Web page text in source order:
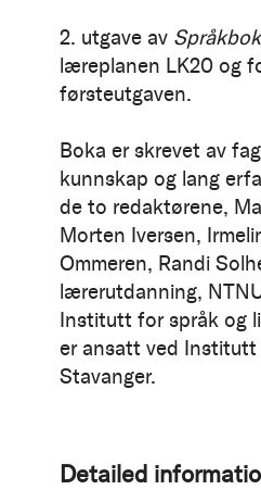
2. utgave av
læreplanen LK20 og
førsteutgaven.
Boka er skrevet av
kunnskap og lang
de to redaktørene,
Morten Iversen,
Ommeren, Randi
lærerutdanning,
Institutt for språk og
er ansatt ved
Stavanger.
Detailed